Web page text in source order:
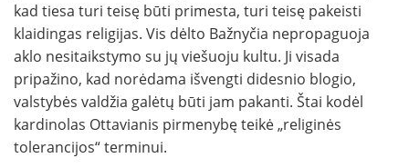
kad tiesa turi teisę būti primesta, turi teisę pakeisti
klaidingas religijas. Vis dėlto Bažnyčia nepropaguoja
aklo nesitaikstymo su jų viešuoju kultu. Ji visada
pripažino, kad norėdama išvengti didesnio blogio,
valstybės valdžia galėtų būti jam pakanti. Štai kodėl
kardinolas Ottavianis pirmenybę teikė „religinės
tolerancijos“ terminui.